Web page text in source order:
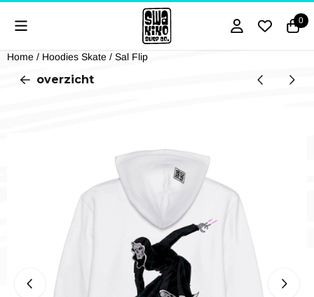
Cookievoorkeuren zijn momenteel gesloten.
0
Home / Hoodies Skate / Sal Flip
overzicht